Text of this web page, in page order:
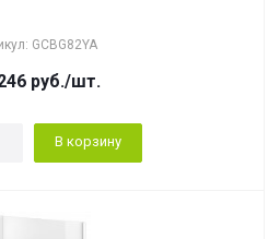
GCBG82YA
руб./шт.
В корзину